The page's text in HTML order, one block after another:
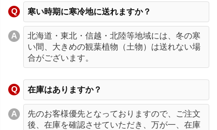
寒い時期に寒冷地に送れますか？
北海道・東北・信越・北陸等地域には、冬の寒
い間、大きめの観葉植物（土物）は送れない場
合がございます。
在庫はありますか？
先のお客様優先となっておりますので、ご注文
後、在庫を確認させていただき、万が一、在庫